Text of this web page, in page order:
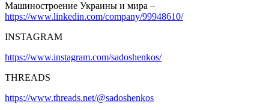
Машиностроение Украины и мира –
https://www.linkedin.com/company/99948610/
INSTAGRAM
https://www.instagram.com/sadoshenkos/
THREADS
https://www.threads.net/@sadoshenkos